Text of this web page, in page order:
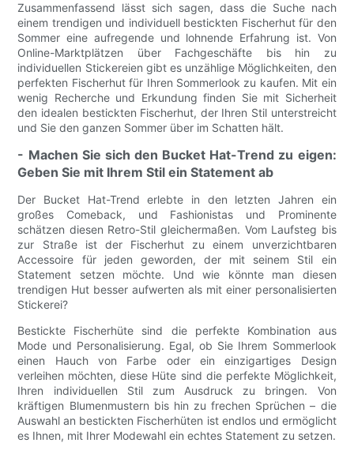
Zusammenfassend lässt sich sagen, dass die Suche nach
einem trendigen und individuell bestickten Fischerhut für den
Sommer eine aufregende und lohnende Erfahrung ist. Von
Online-Marktplätzen über Fachgeschäfte bis hin zu
individuellen Stickereien gibt es unzählige Möglichkeiten, den
perfekten Fischerhut für Ihren Sommerlook zu kaufen. Mit ein
wenig Recherche und Erkundung finden Sie mit Sicherheit
den idealen bestickten Fischerhut, der Ihren Stil unterstreicht
und Sie den ganzen Sommer über im Schatten hält.
- Machen Sie sich den Bucket Hat-Trend zu eigen:
Geben Sie mit Ihrem Stil ein Statement ab
Der Bucket Hat-Trend erlebte in den letzten Jahren ein
großes Comeback, und Fashionistas und Prominente
schätzen diesen Retro-Stil gleichermaßen. Vom Laufsteg bis
zur Straße ist der Fischerhut zu einem unverzichtbaren
Accessoire für jeden geworden, der mit seinem Stil ein
Statement setzen möchte. Und wie könnte man diesen
trendigen Hut besser aufwerten als mit einer personalisierten
Stickerei?
Bestickte Fischerhüte sind die perfekte Kombination aus
Mode und Personalisierung. Egal, ob Sie Ihrem Sommerlook
einen Hauch von Farbe oder ein einzigartiges Design
verleihen möchten, diese Hüte sind die perfekte Möglichkeit,
Ihren individuellen Stil zum Ausdruck zu bringen. Von
kräftigen Blumenmustern bis hin zu frechen Sprüchen – die
Auswahl an bestickten Fischerhüten ist endlos und ermöglicht
es Ihnen, mit Ihrer Modewahl ein echtes Statement zu setzen.